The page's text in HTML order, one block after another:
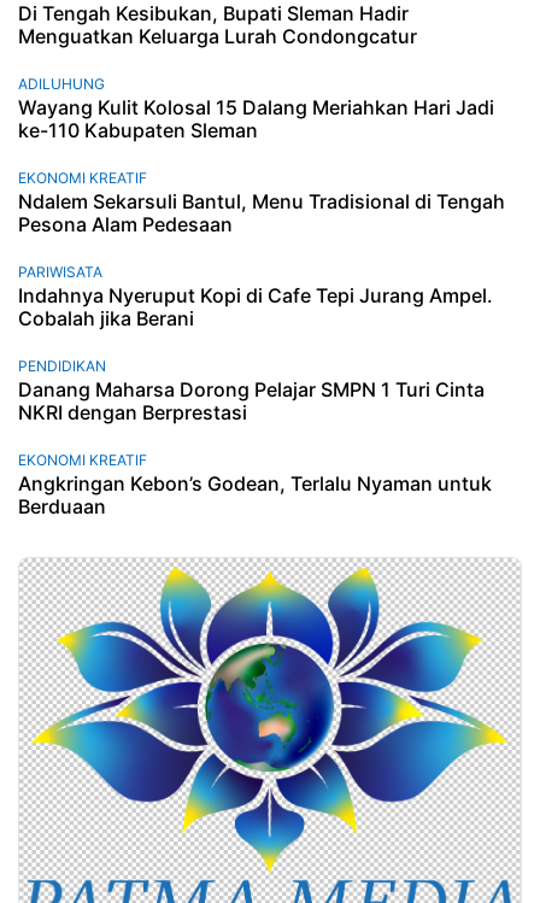
Di Tengah Kesibukan, Bupati Sleman Hadir
Menguatkan Keluarga Lurah Condongcatur
ADILUHUNG
Wayang Kulit Kolosal 15 Dalang Meriahkan Hari Jadi
ke-110 Kabupaten Sleman
EKONOMI KREATIF
Ndalem Sekarsuli Bantul, Menu Tradisional di Tengah
Pesona Alam Pedesaan
PARIWISATA
Indahnya Nyeruput Kopi di Cafe Tepi Jurang Ampel.
Cobalah jika Berani
PENDIDIKAN
Danang Maharsa Dorong Pelajar SMPN 1 Turi Cinta
NKRI dengan Berprestasi
EKONOMI KREATIF
Angkringan Kebon’s Godean, Terlalu Nyaman untuk
Berduaan